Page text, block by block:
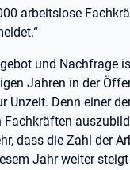
arbeitslose
und Nachfrage
Jahren in der
Unzeit. Denn einer
Fachkräften
dass die Zahl der
Jahr weiter